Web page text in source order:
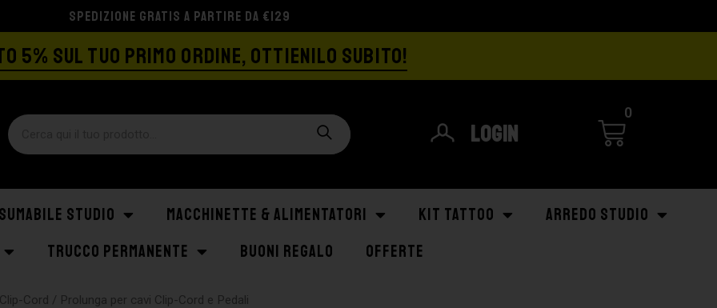
SPEDIZIONE GRATIS A PARTIRE DA €129
5% SUL TUO PRIMO ORDINE, OTTIENILO SUBITO!
Login
0
STUDIO MACCHINETTE & ALIMENTATORI KIT TATTOO
ARREDO STUDIO
TRUCCO PERMANENTE
BUONI REGALO OFFERTE
Clip-Cord / Prolunga per cavi Clip-Cord e Pedali